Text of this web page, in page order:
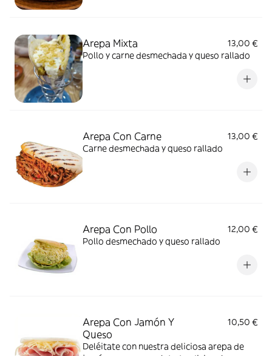
Arepa Mixta
13,00 €
Pollo y carne desmechada y queso rallado
Arepa Con Carne
13,00 €
Carne desmechada y queso rallado
Arepa Con Pollo
12,00 €
Pollo desmechado y queso rallado
Arepa Con Jamón Y
Queso
10,50 €
Deléitate con nuestra deliciosa arepa de